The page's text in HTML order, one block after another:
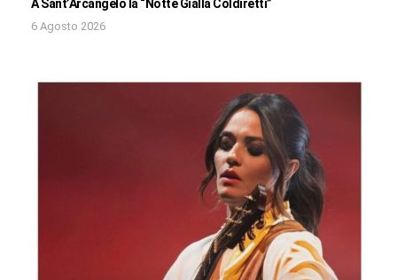
A Sant’Arcangelo la “Notte Gialla Coldiretti”
6 Agosto 2026